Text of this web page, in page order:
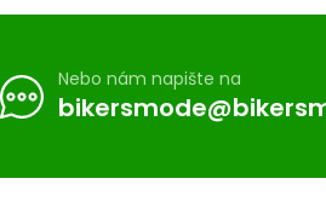
Nebo nám napište na